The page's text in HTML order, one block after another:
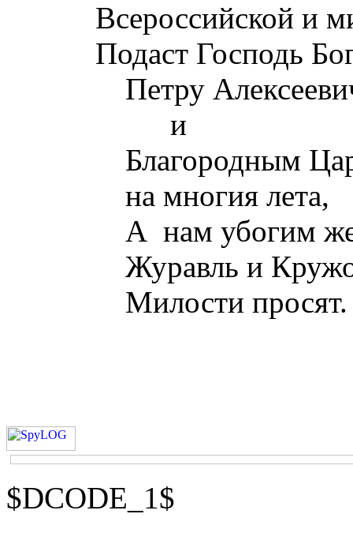
Всероссийской и
Подаст Господь
Петру
и
Благородным
на многия лета,
А нам убогим
Журавль и
Милости просят.
$DCODE_1$